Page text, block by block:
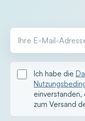
Ihre E-Mail-Adresse
Ich habe die
einverstanden,
zum Versand